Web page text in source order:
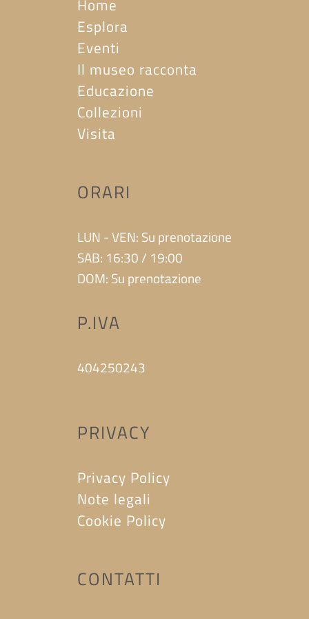
Home
Esplora
Eventi
Il museo racconta
Educazione
Collezioni
Visita
ORARI
LUN - VEN: Su prenotazione
SAB: 16:30 / 19:00
DOM: Su prenotazione
P.IVA
404250243
PRIVACY
Privacy Policy
Note legali
Cookie Policy
CONTATTI